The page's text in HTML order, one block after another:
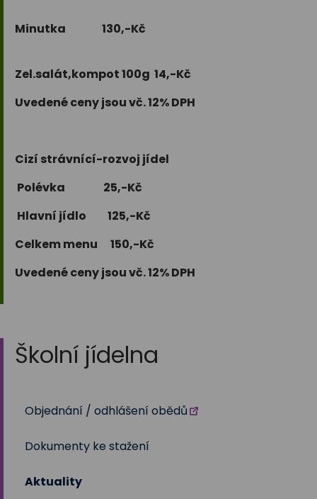
Minutka 130,-Kč
Zel.salát,kompot 100g 14,-Kč
Uvedené ceny jsou vč. 12% DPH
Cizí strávnící-rozvoj jídel
Polévka 25,-Kč
Hlavní jídlo 125,-Kč
Celkem menu 150,-Kč
Uvedené ceny jsou vč. 12% DPH
Školní jídelna
Objednání / odhlášení obědů
Dokumenty ke stažení
Aktuality